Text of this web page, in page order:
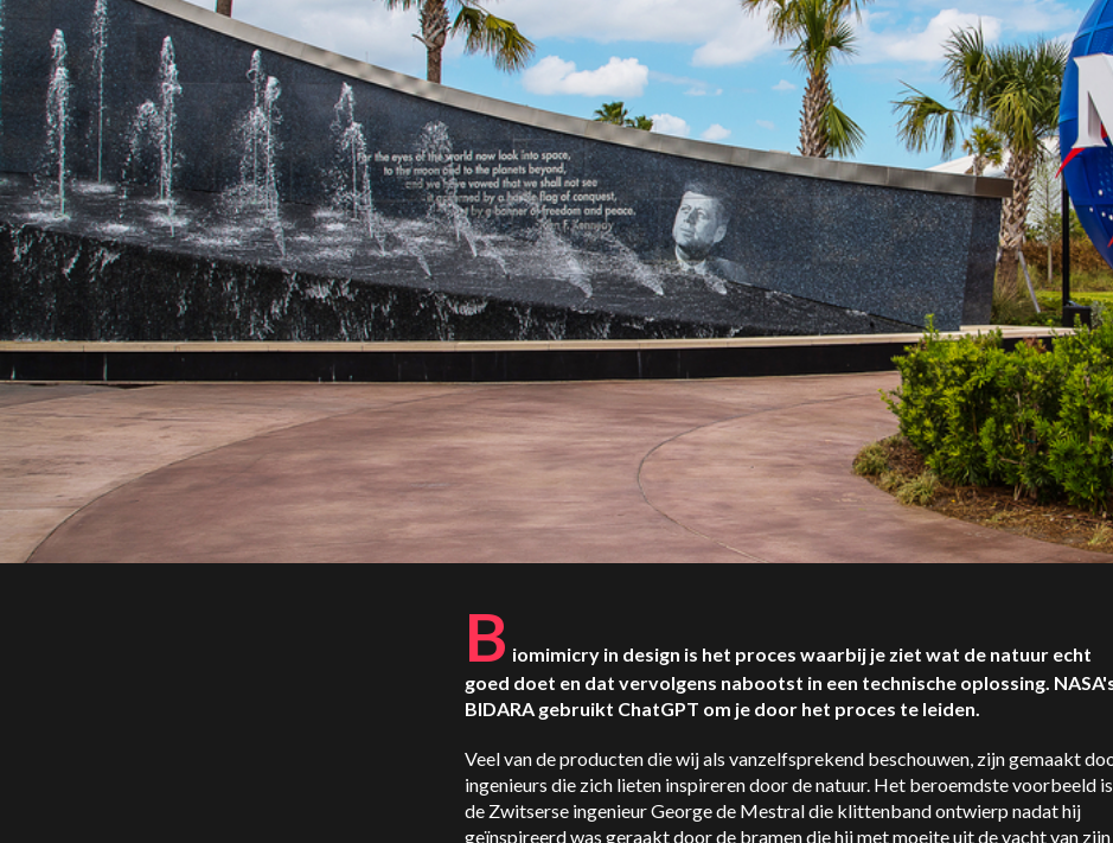
B iomimicry in design is het proces waarbij je ziet wat de natuur echt
goed doet en dat vervolgens nabootst in een technische oplossing.
BIDARA gebruikt ChatGPT om je door het proces te leiden.
Veel van de producten die wij als vanzelfsprekend beschouwen, zijn gemaakt
ingenieurs die zich lieten inspireren door de natuur. Het beroemdste voorbeeld is
de Zwitserse ingenieur George de Mestral die klittenband ontwierp nadat hij
geïnspireerd was geraakt door de bramen die hij met moeite uit de vacht van zijn